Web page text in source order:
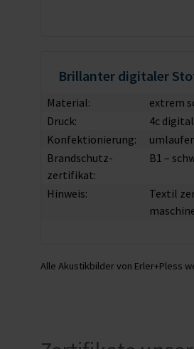
Brillanter digitaler
Material:
extrem
Druck:
4c
Konfektionierung:
Brandschutz­
zertifikat:
B1 –
Hinweis:
Textil
Alle Akustikbilder von Erler+Pless